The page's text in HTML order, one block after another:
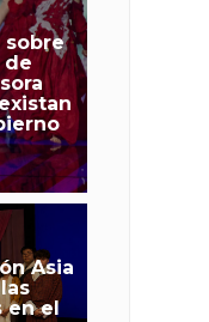
sobre
de
Asia
en el